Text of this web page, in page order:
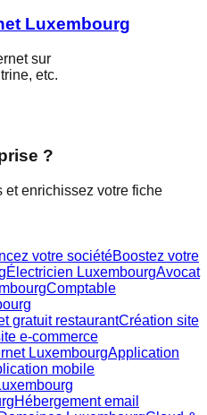
Luxembourg
sur
etc.
?
et enrichissez votre fiche
votre sociétéBoostez votre
Électricien LuxembourgAvocat
Comptable
gratuit restaurantCréation site
e-commerce
LuxembourgApplication
mobile
Hébergement email